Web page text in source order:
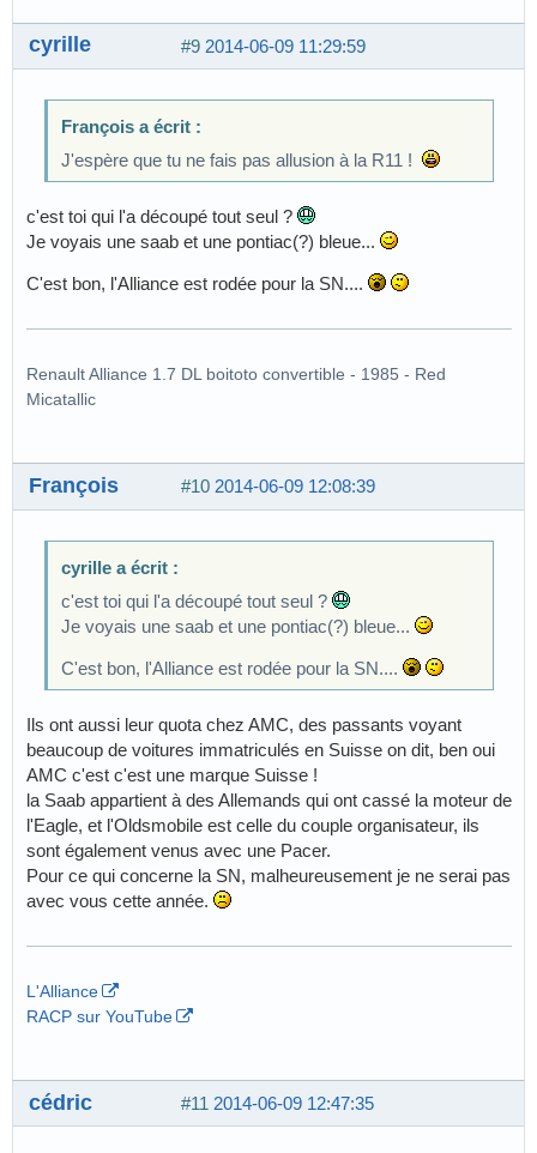
#9 2014-06-09 11:29:59
cyrille
François a écrit :
J'espère que tu ne fais pas allusion à la R11 !
c'est toi qui l'a découpé tout seul ?
Je voyais une saab et une pontiac(?) bleue...
C'est bon, l'Alliance est rodée pour la SN....
Renault Alliance 1.7 DL boitoto convertible - 1985 - Red
Micatallic
#10 2014-06-09 12:08:39
François
cyrille a écrit :
c'est toi qui l'a découpé tout seul ?
Je voyais une saab et une pontiac(?) bleue...
C'est bon, l'Alliance est rodée pour la SN....
Ils ont aussi leur quota chez AMC, des passants voyant
beaucoup de voitures immatriculés en Suisse on dit, ben oui
AMC c'est c'est une marque Suisse !
la Saab appartient à des Allemands qui ont cassé la moteur de
l'Eagle, et l'Oldsmobile est celle du couple organisateur, ils
sont également venus avec une Pacer.
Pour ce qui concerne la SN, malheureusement je ne serai pas
avec vous cette année.
L'Alliance
RACP sur YouTube
#11 2014-06-09 12:47:35
cédric